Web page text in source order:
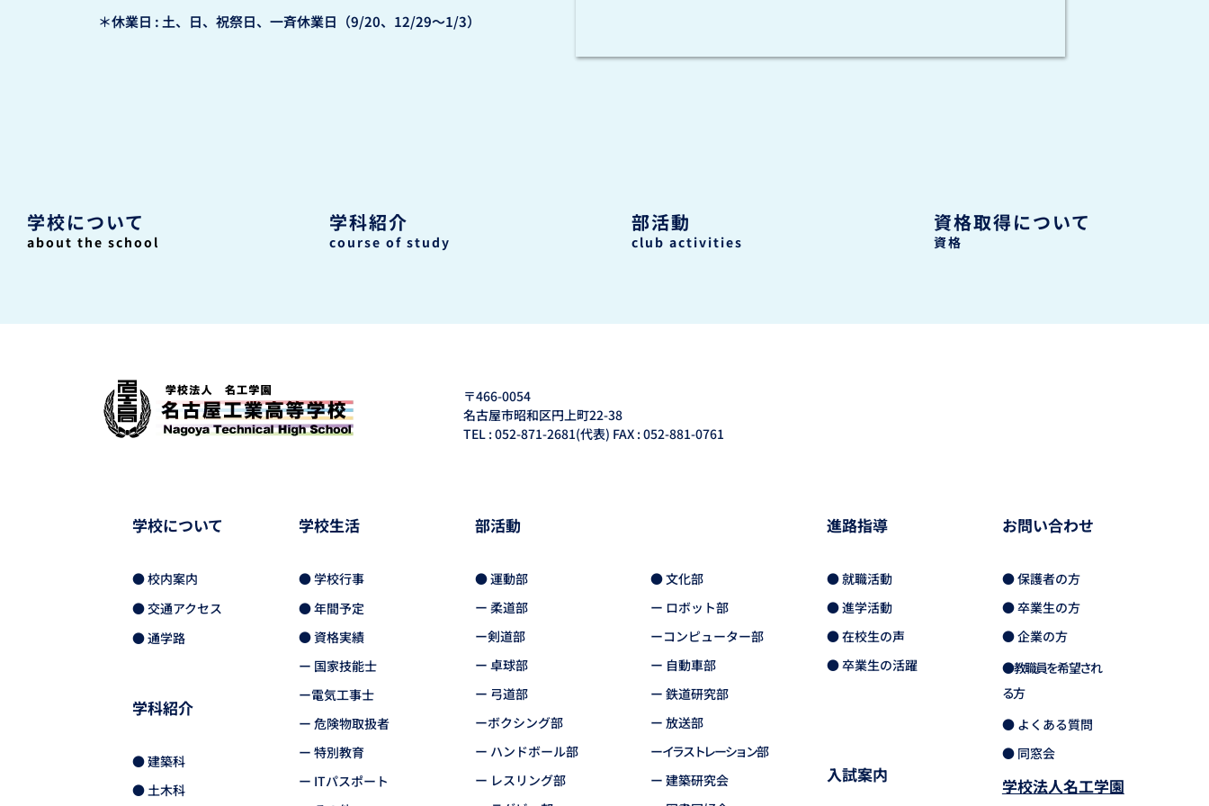
＊休業日 : 土、日、祝祭日、一斉休業日（9/20、12/29〜1/3）
学校について
about the school
学科紹介
course of study
部活動
club activities
資格取得について
資格
〒466-0054
名古屋市昭和区円上町22-38
TEL : 052-871-2681(代表) FAX : 052-881-0761
学校について
● 校内案内
● 交通アクセス
● 通学路
学科紹介
● 建築科
● 土木科
学校生活
● 学校行事
● 年間予定
● 資格実績
ー 国家技能士
ー電気工事士
ー 危険物取扱者
ー 特別教育
ー ITパスポート
部活動
● 運動部
ー 柔道部
ー剣道部
ー 卓球部
ー 弓道部
ーボクシング部
ー ハンドボール部
ー レスリング部
● 文化部
ー ロボット部
ーコンピューター部
ー 自動車部
ー 鉄道研究部
ー 放送部
ー イラストレーション部
ー 建築研究会
進路指導
● 就職活動
● 進学活動
● 在校生の声
● 卒業生の活躍
入試案内
お問い合わせ
● 保護者の方
● 卒業生の方
● 企業の方
● 教職員を希望され
る方
● よくある質問
● 同窓会
学校法人名工学園